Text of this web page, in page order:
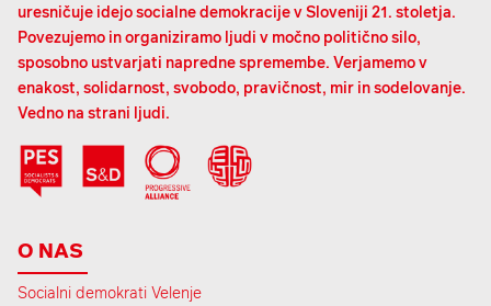
uresničuje idejo socialne demokracije v Sloveniji 21. stoletja.
Povezujemo in organiziramo ljudi v močno politično silo,
sposobno ustvarjati napredne spremembe. Verjamemo v
enakost, solidarnost, svobodo, pravičnost, mir in sodelovanje.
Vedno na strani ljudi.
O NAS
Socialni demokrati Velenje